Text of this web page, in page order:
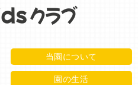
当園について
園の生活